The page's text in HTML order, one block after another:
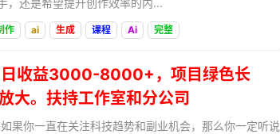
，还是希望提升创作效率的内...
作 ai 生成 课程 Ai 完整
日收益3000-8000+，项目绿色长
大。扶持工作室和分公司
果你一直在关注科技趋势和副业机会，那么你一定听说